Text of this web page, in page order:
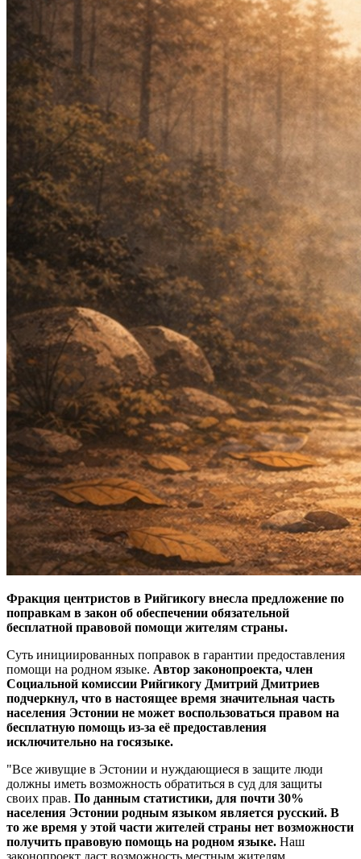
Фракция центристов в Рийгикогу внесла предложение по
поправкам в закон об обеспечении обязательной
бесплатной правовой помощи жителям страны.
Суть инициированных поправок в гарантии предоставления
помощи на родном языке. Автор законопроекта, член
Социальной комиссии Рийгикогу Дмитрий Дмитриев
подчеркнул, что в настоящее время значительная часть
населения Эстонии не может воспользоваться правом на
бесплатную помощь из-за её предоставления
исключительно на госязыке.
"Все живущие в Эстонии и нуждающиеся в защите люди
должны иметь возможность обратиться в суд для защиты
своих прав. По данным статистики, для почти 30%
населения Эстонии родным языком является русский. В
то же время у этой части жителей страны нет возможности
получить правовую помощь на родном языке. Наш
законопроект даст возможность местным жителям